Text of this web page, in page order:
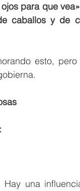
para que
caballos y de
esto,
una